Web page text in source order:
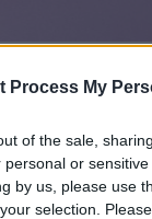
Process My
of the sale,
personal or
by us, please use
selection.
τροφές που
την ηλικία
ένα